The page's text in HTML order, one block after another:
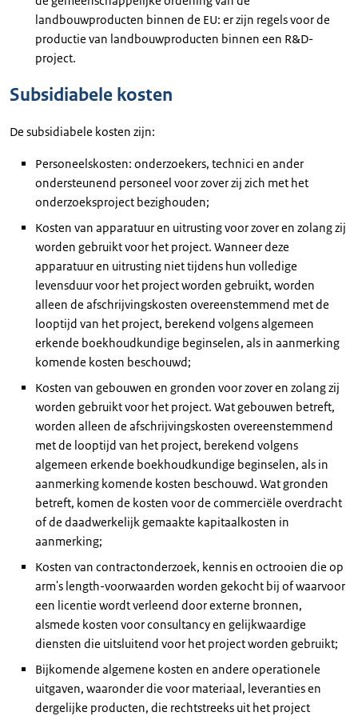
landbouwproducten binnen de EU: er zijn regels voor de
productie van landbouwproducten binnen een R&D-
project.
Subsidiabele kosten
De subsidiabele kosten zijn:
Personeelskosten: onderzoekers, technici en ander
ondersteunend personeel voor zover zij zich met het
onderzoeksproject bezighouden;
Kosten van apparatuur en uitrusting voor zover en zolang zij
worden gebruikt voor het project. Wanneer deze
apparatuur en uitrusting niet tijdens hun volledige
levensduur voor het project worden gebruikt, worden
alleen de afschrijvingskosten overeenstemmend met de
looptijd van het project, berekend volgens algemeen
erkende boekhoudkundige beginselen, als in aanmerking
komende kosten beschouwd;
Kosten van gebouwen en gronden voor zover en zolang zij
worden gebruikt voor het project. Wat gebouwen betreft,
worden alleen de afschrijvingskosten overeenstemmend
met de looptijd van het project, berekend volgens
algemeen erkende boekhoudkundige beginselen, als in
aanmerking komende kosten beschouwd. Wat gronden
betreft, komen de kosten voor de commerciële overdracht
of de daadwerkelijk gemaakte kapitaalkosten in
aanmerking;
Kosten van contractonderzoek, kennis en octrooien die op
arm's length-voorwaarden worden gekocht bij of waarvoor
een licentie wordt verleend door externe bronnen,
alsmede kosten voor consultancy en gelijkwaardige
diensten die uitsluitend voor het project worden gebruikt;
Bijkomende algemene kosten en andere operationele
uitgaven, waaronder die voor materiaal, leveranties en
dergelijke producten, die rechtstreeks uit het project